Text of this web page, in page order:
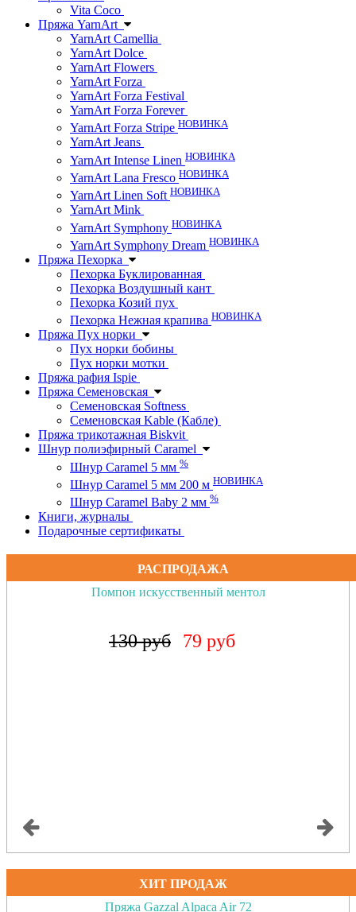
Vita Coco
Пряжа YarnArt
YarnArt Camellia
YarnArt Dolce
YarnArt Flowers
YarnArt Forza
YarnArt Forza Festival
YarnArt Forza Forever
YarnArt Forza Stripe НОВИНКА
YarnArt Jeans
YarnArt Intense Linen НОВИНКА
YarnArt Lana Fresco НОВИНКА
YarnArt Linen Soft НОВИНКА
YarnArt Mink
YarnArt Symphony НОВИНКА
YarnArt Symphony Dream НОВИНКА
Пряжа Пехорка
Пехорка Буклированная
Пехорка Воздушный кант
Пехорка Козий пух
Пехорка Нежная крапива НОВИНКА
Пряжа Пух норки
Пух норки бобины
Пух норки мотки
Пряжа рафия Ispie
Пряжа Семеновская
Семеновская Softness
Семеновская Kable (Кабле)
Пряжа трикотажная Biskvit
Шнур полиэфирный Caramel
Шнур Caramel 5 мм %
Шнур Caramel 5 мм 200 м НОВИНКА
Шнур Caramel Baby 2 мм %
Книги, журналы
Подарочные сертификаты
РАСПРОДАЖА
Помпон искусственный персик
130 руб 79 руб
ХИТ ПРОДАЖ
Пряжа Gazzal Alpaca Air 72